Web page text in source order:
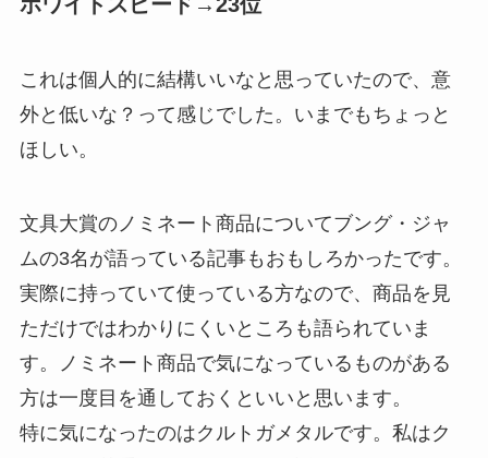
これは個人的に結構いいなと思っていたので、意
外と低いな？って感じでした。いまでもちょっと
ほしい。
文具大賞のノミネート商品についてブング・ジャ
ムの3名が語っている記事もおもしろかったです。
実際に持っていて使っている方なので、商品を見
ただけではわかりにくいところも語られていま
す。ノミネート商品で気になっているものがある
方は一度目を通しておくといいと思います。
特に気になったのはクルトガメタルです。私はク